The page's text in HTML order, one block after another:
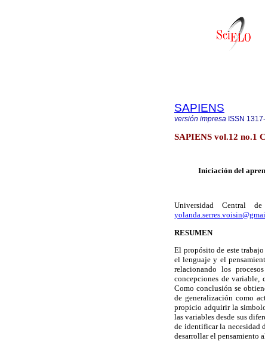
SAPIENS
versión impresa ISSN
SAPIENS vol.12 no.1
Iniciación del
Universidad Central de
RESUMEN
El propósito de este
el lenguaje y el
relacionando los
concepciones de variable,
Como conclusión se
de generalización como
propicio adquirir la
las variables desde sus
de identificar la necesidad
desarrollar el pensamiento